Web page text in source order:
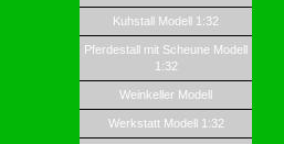
Kuhstall Modell 1:32
Pferdestall mit Scheune Modell
1:32
Weinkeller Modell
Werkstatt Modell 1:32